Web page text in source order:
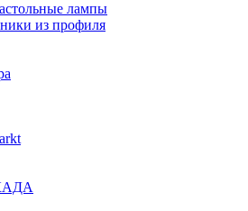
лампы
из профиля